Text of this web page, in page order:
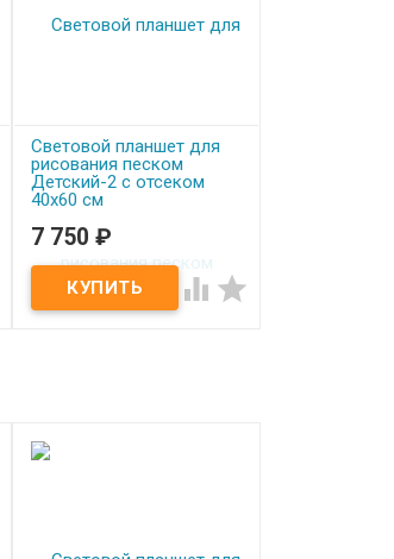
Световой планшет для
рисования песком
Детский-2 с отсеком
40х60 см
Под заказ
Световой планшет для
рисования песком
Детский-2 с отсеком 40х60
см
7 750₽
 